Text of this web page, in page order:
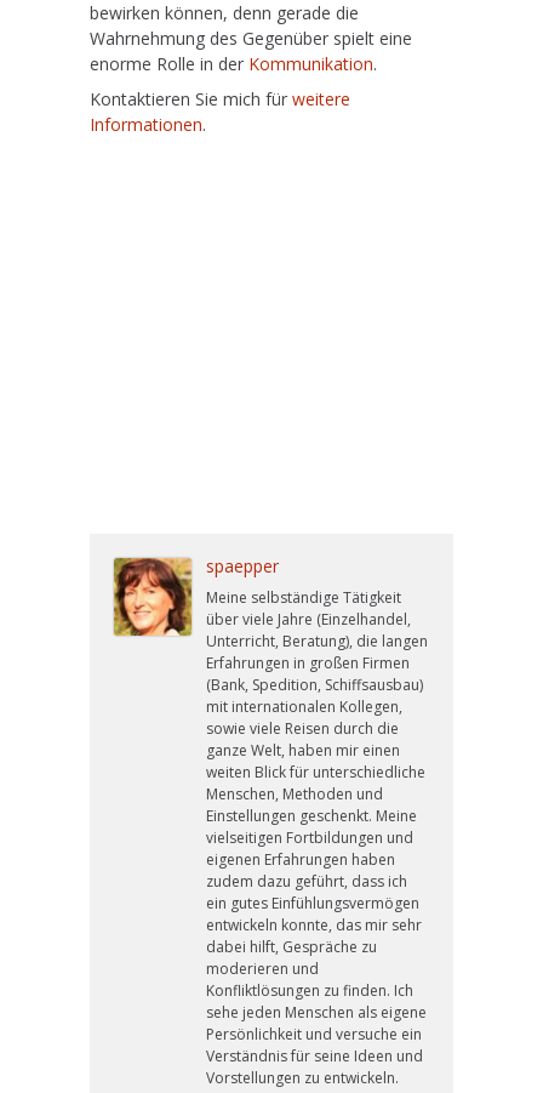
bewirken können, denn gerade die
Wahrnehmung des Gegenüber spielt eine
enorme Rolle in der Kommunikation.
Kontaktieren Sie mich für weitere
Informationen.
spaepper
Meine selbständige Tätigkeit
über viele Jahre (Einzelhandel,
Unterricht, Beratung), die langen
Erfahrungen in großen Firmen
(Bank, Spedition, Schiffsausbau)
mit internationalen Kollegen,
sowie viele Reisen durch die
ganze Welt, haben mir einen
weiten Blick für unterschiedliche
Menschen, Methoden und
Einstellungen geschenkt. Meine
vielseitigen Fortbildungen und
eigenen Erfahrungen haben
zudem dazu geführt, dass ich
ein gutes Einfühlungsvermögen
entwickeln konnte, das mir sehr
dabei hilft, Gespräche zu
moderieren und
Konfliktlösungen zu finden. Ich
sehe jeden Menschen als eigene
Persönlichkeit und versuche ein
Verständnis für seine Ideen und
Vorstellungen zu entwickeln.